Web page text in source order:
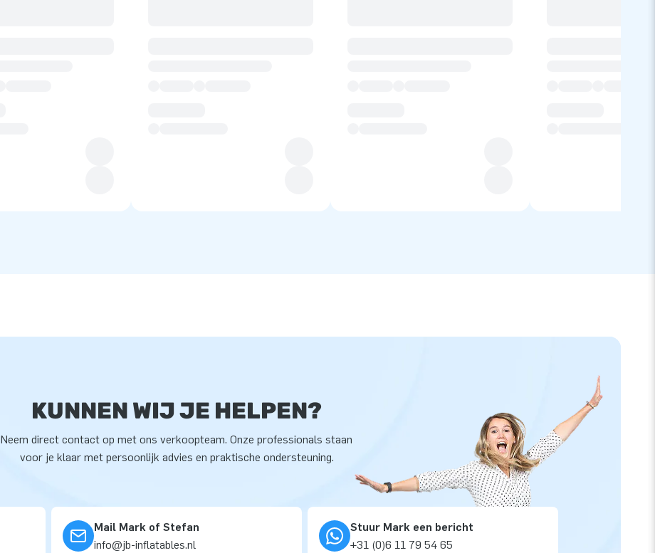
KUNNEN WIJ JE HELPEN?
Neem direct contact op met ons verkoopteam. Onze professionals staan
voor je klaar met persoonlijk advies en praktische ondersteuning.
Mail Mark of Stefan
info@jb-inflatables.nl
Stuur Mark een bericht
+31 (0)6 11 79 54 65